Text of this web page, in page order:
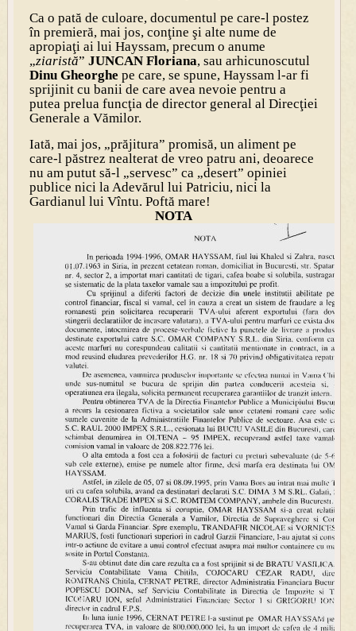
Ca o pată de culoare, documentul pe care-l postez
în premieră, mai jos, conţine şi alte nume de
apropiaţi ai lui Hayssam, precum o anume
„ziaristă” JUNCANFloriana, sau arhicunoscutul
Dinu Gheorghe pe care, se spune, Hayssam l-ar fi
sprijinit cu banii de care avea nevoie pentru a
putea prelua funcţia de director general al Direcţiei
Generale a Vămilor.
Iată, mai jos, „prăjitura” promisă, un aliment pe
care-l păstrez nealterat de vreo patru ani, deoarece
nu am putut să-l „servesc” ca „desert” opiniei
publice nici la Adevărul lui Patriciu, nici la
Gardianul lui Vîntu. Poftă mare!
NOTA